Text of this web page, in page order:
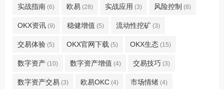
实战指南 (6) 欧易 (28) 实战应用 (3) 风险控制 (8)
OKX资讯 (9) 稳健增值 (5) 流动性挖矿 (3)
交易体验 (5) OKX官网下载 (5) OKX生态 (15)
数字资产 (10) 数字资产增值 (4) 交易技巧 (3)
数字资产交易 (3) 欧易OKC (4) 市场情绪 (4)